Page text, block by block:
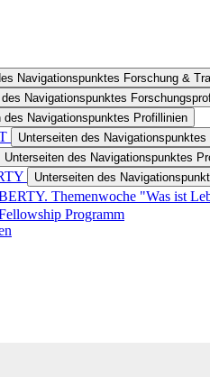
Navigationspunktes Forschung &
Navigationspunktes
des Navigationspunktes Profillinien
Unterseiten des
Unterseiten des Navigationspunktes
Unterseiten des
Themenwoche "Was ist
Programm